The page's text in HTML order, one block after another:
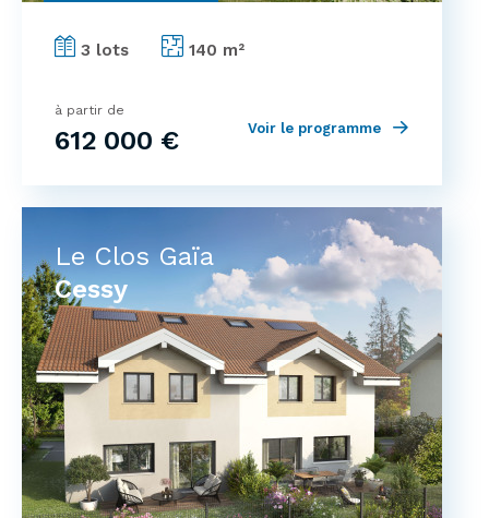
3 lots 140 m²
à partir de
612 000 € Voir le programme
Le Clos Gaïa
Cessy